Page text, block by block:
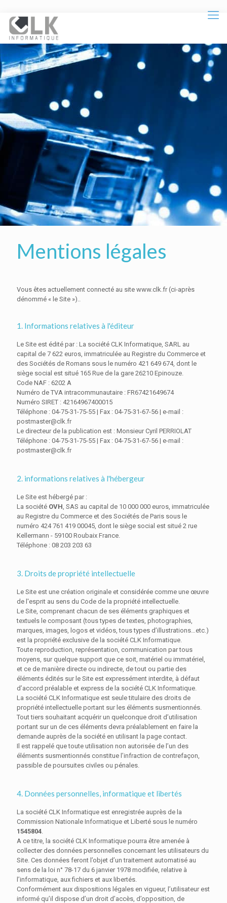
Mentions légales
Vous êtes actuellement connecté au site www.clk.fr (ci-après
dénommé « le Site »)..
1. Informations relatives à l'éditeur
Le Site est édité par : La société CLK Informatique, SARL au
capital de 7 622 euros, immatriculée au Registre du Commerce et
des Sociétés de Romans sous le numéro 421 649 674, dont le
siège social est situé 165 Rue de la gare 26210 Epinouze.
Code NAF : 6202 A
Numéro de TVA intracommunautaire : FR67421649674
Numéro SIRET : 42164967400015
Téléphone : 04-75-31-75-55 | Fax : 04-75-31-67-56 | e-mail :
postmaster@clk.fr
Le directeur de la publication est : Monsieur Cyril PERRIOLAT
Téléphone : 04-75-31-75-55 | Fax : 04-75-31-67-56 | e-mail :
postmaster@clk.fr
2. informations relatives à l'hébergeur
Le Site est hébergé par :
La société OVH, SAS au capital de 10 000 000 euros, immatriculée
au Registre du Commerce et des Sociétés de Paris sous le
numéro 424 761 419 00045, dont le siège social est situé 2 rue
Kellermann - 59100 Roubaix France.
Téléphone : 08 203 203 63
3. Droits de propriété intellectuelle
Le Site est une création originale et considérée comme une œuvre
de l'esprit au sens du Code de la propriété intellectuelle.
Le Site, comprenant chacun de ses éléments graphiques et
textuels le composant (tous types de textes, photographies,
marques, images, logos et vidéos, tous types d’illustrations…etc.)
est la propriété exclusive de la société CLK Informatique.
Toute reproduction, représentation, communication par tous
moyens, sur quelque support que ce soit, matériel ou immatériel,
et ce de manière directe ou indirecte, de tout ou partie des
éléments édités sur le Site est expressément interdite, à défaut
d’accord préalable et express de la société CLK Informatique.
La société CLK Informatique est seule titulaire des droits de
propriété intellectuelle portant sur les éléments susmentionnés.
Tout tiers souhaitant acquérir un quelconque droit d’utilisation
portant sur un de ces éléments devra préalablement en faire la
demande auprès de la société en utilisant la page contact.
Il est rappelé que toute utilisation non autorisée de l’un des
éléments susmentionnés constitue l’infraction de contrefaçon,
passible de poursuites civiles ou pénales.
4. Données personnelles, informatique et libertés
La société CLK Informatique est enregistrée auprès de la
Commission Nationale Informatique et Liberté sous le numéro
1545804.
A ce titre, la société CLK Informatique pourra être amenée à
collecter des données personnelles concernant les utilisateurs du
Site. Ces données feront l’objet d’un traitement automatisé au
sens de la loi n° 78-17 du 6 janvier 1978 modifiée, relative à
l’informatique, aux fichiers et aux libertés.
Conformément aux dispositions légales en vigueur, l’utilisateur est
informé qu’il dispose d’un droit d’accès, d’opposition, de